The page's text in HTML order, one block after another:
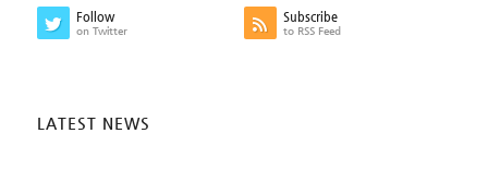
Follow
on Twitter
Subscribe
to RSS Feed
LATEST NEWS